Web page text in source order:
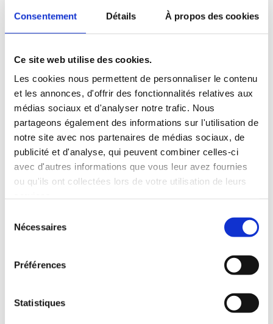
Consentement Détails À propos des cookies
Ce site web utilise des cookies.
Les cookies nous permettent de personnaliser le contenu
et les annonces, d'offrir des fonctionnalités relatives aux
médias sociaux et d'analyser notre trafic. Nous
partageons également des informations sur l'utilisation de
notre site avec nos partenaires de médias sociaux, de
publicité et d'analyse, qui peuvent combiner celles-ci
avec d'autres informations que vous leur avez fournies
ou qu'ils ont collectées lors de votre utilisation de leurs
Nécessaires
Préférences
Statistiques
Remboursement :En cas de rétractation valide, nous
intégralement à la charge du client.
engagée en cas de dépréciation du bien résultant de
manipulations autres que celles nécessaires pour
établir la nature et les caractéristiques du produit.
L’installation électrique d’un composant (câblage)
dépasse ce cadre et annule le droit de retour.
5. Exclusion du droit de retour :
Produits sur-mesure
consommation, le droit de rétractation (pour les particuliers)
Les produits confectionnés selon les spécifications du
Les produits nettement personnalisés (modifications
de tension, bobinages spécifiques, options montées à